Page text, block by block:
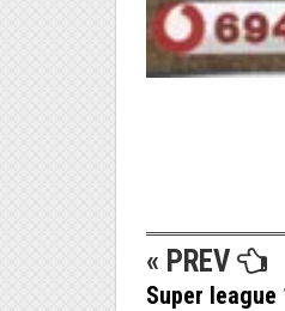
« PREV
Super league